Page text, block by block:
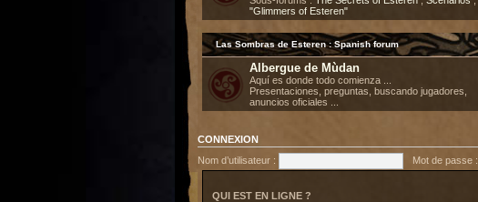
"Glimmers of Esteren"
Las Sombras de Esteren : Spanish forum
Albergue de Mùdan
Aquí es donde todo comienza ...
Presentaciones, preguntas, buscando jugadores,
anuncios oficiales ...
CONNEXION
Nom d’utilisateur :
Mot de passe :
QUI EST EN LIGNE ?